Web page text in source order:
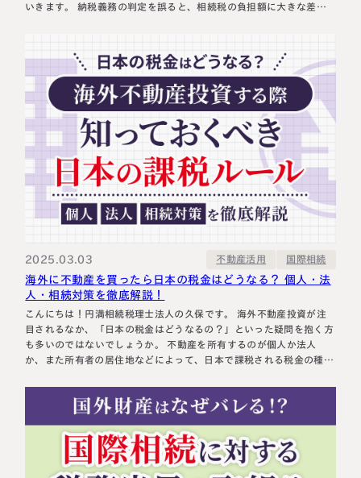
名古屋事務所
450-0002
知県名古屋市中村区名駅三丁目28
名古屋ビルヂング25階
大宮事務所
〒330-0854
埼玉県さいたま市大宮区桜木町一丁目
195番地1
大宮ソラミチKOZ4階
Access
いきます。 納税義務の判定を誤ると、相続税の負担額に大きな差が
相続税の納税…
2025.03.03 不動産活用 国際相続
海外に不動産を買ったら日本の税金はどうなる？ 個人・法
人・相続対策を徹底解説！
こんにちは！円満相続税理士法人の久保です。 海外不動産投資が注
目されるなか、「日本の税金はどうなるの？」といった疑問を抱く方
も多いのではないでしょうか。 不動産を所有するのが個人か法人
か、また所有者の居住地などによって、日本で課税される税金の種類
する際に知っておくべき日本の課税ルールや、相続時の対策について
詳しく解説します。 …